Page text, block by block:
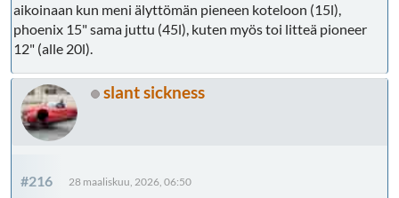
aikoinaan kun meni älyttömän pieneen koteloon (15l),
phoenix 15" sama juttu (45l), kuten myös toi litteä pioneer
12" (alle 20l).
slant sickness
#216 28 maaliskuu, 2026, 06:50